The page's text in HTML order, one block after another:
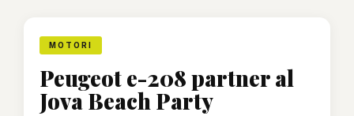
MOTORI
Peugeot e-208 partner al
Jova Beach Party